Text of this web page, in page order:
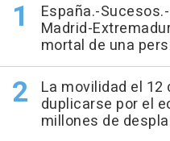
España.-
Madrid-
mortal de una
La movilidad el
duplicarse por el
millones de